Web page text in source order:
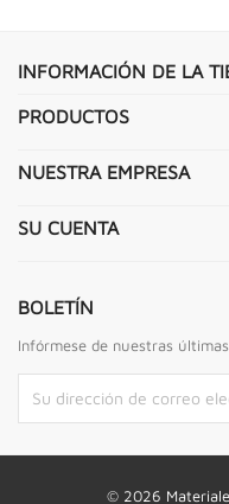
INFORMACIÓN DE LA
PRODUCTOS
NUESTRA EMPRESA
SU CUENTA
BOLETÍN
Infórmese de nuestras
© 2026